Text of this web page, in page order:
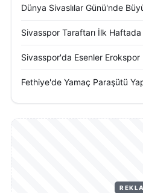
Dünya Sivaslılar Günü'nde
Sivasspor Taraftarı İlk Haftada
Sivasspor'da Esenler Erokspor
Fethiye'de Yamaç Paraşütü